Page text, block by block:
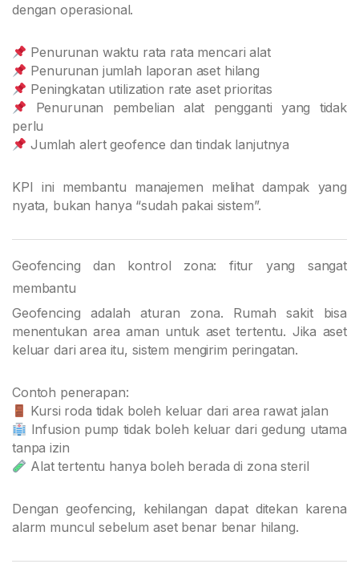
dengan operasional.
Penurunan waktu rata rata mencari alat
Penurunan jumlah laporan aset hilang
Peningkatan utilization rate aset prioritas
Penurunan pembelian alat pengganti yang tidak
perlu
Jumlah alert geofence dan tindak lanjutnya
KPI ini membantu manajemen melihat dampak yang
nyata, bukan hanya “sudah pakai sistem”.
Geofencing dan kontrol zona: fitur yang sangat
membantu
Geofencing adalah aturan zona. Rumah sakit bisa
menentukan area aman untuk aset tertentu. Jika aset
keluar dari area itu, sistem mengirim peringatan.
Contoh penerapan:
Kursi roda tidak boleh keluar dari area rawat jalan
Infusion pump tidak boleh keluar dari gedung utama
tanpa izin
Alat tertentu hanya boleh berada di zona steril
Dengan geofencing, kehilangan dapat ditekan karena
alarm muncul sebelum aset benar benar hilang.